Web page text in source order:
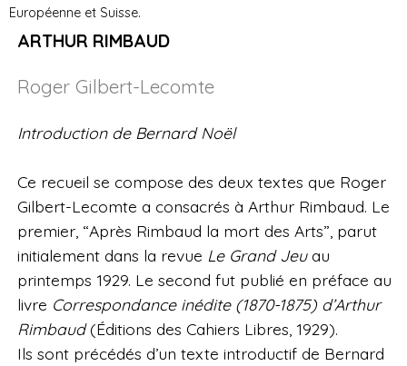
Européenne et Suisse.
ARTHUR RIMBAUD
Roger Gilbert-Lecomte
Introduction de Bernard Noël
Ce recueil se compose des deux textes que Roger
Gilbert-Lecomte a consacrés à Arthur Rimbaud. Le
premier, “Après Rimbaud la mort des Arts”, parut
initialement dans la revue Le Grand Jeuau
printemps 1929. Le second fut publié en préface au
livre Correspondance inédite (1870-1875) d’Arthur
Rimbaud(Éditions des Cahiers Libres, 1929).
Ils sont précédés d’un texte introductif de Bernard